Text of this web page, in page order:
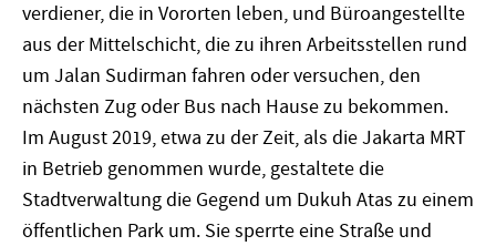
verdiener, die in Vororten leben, und Büroangestellte
aus der Mittelschicht, die zu ihren Arbeitsstellen rund
um Jalan Sudirman fahren oder versuchen, den
nächsten Zug oder Bus nach Hause zu bekommen.
Im August 2019, etwa zu der Zeit, als die Jakarta MRT
in Betrieb genommen wurde, gestaltete die
Stadtverwaltung die Gegend um Dukuh Atas zu einem
öffentlichen Park um. Sie sperrte eine Straße und